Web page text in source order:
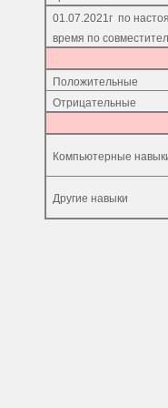
01.07.2021г по
время по
Положительные
Отрицательные
Компьютерные
Другие навыки